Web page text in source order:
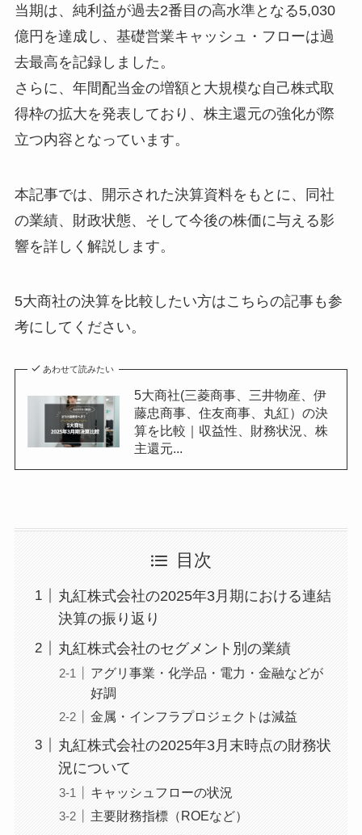
当期は、純利益が過去2番目の高水準となる5,030
億円を達成し、基礎営業キャッシュ・フローは過
去最高を記録しました。
さらに、年間配当金の増額と大規模な自己株式取
得枠の拡大を発表しており、株主還元の強化が際
立つ内容となっています。
本記事では、開示された決算資料をもとに、同社
の業績、財政状態、そして今後の株価に与える影
響を詳しく解説します。
5大商社の決算を比較したい方はこちらの記事も参
考にしてください。
あわせて読みたい
5大商社(三菱商事、三井物産、伊
藤忠商事、住友商事、丸紅）の決
算を比較｜収益性、財務状況、株
主還元...
目次
丸紅株式会社の2025年3月期における連結
決算の振り返り
丸紅株式会社のセグメント別の業績
アグリ事業・化学品・電力・金融などが
好調
金属・インフラプロジェクトは減益
丸紅株式会社の2025年3月末時点の財務状
況について
キャッシュフローの状況
主要財務指標（ROEなど）